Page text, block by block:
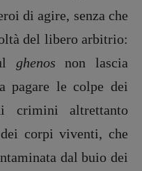
di agire, senza che
del libero arbitrio:
ghenos non lascia
pagare le colpe dei
crimini altrettanto
corpi viventi, che
dal buio dei